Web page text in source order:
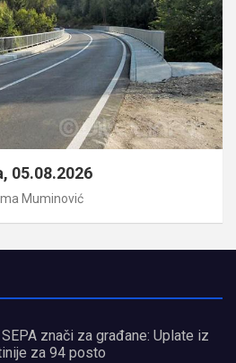
05.08.2026
Muminović
znači za građane: Uplate iz
za 94 posto